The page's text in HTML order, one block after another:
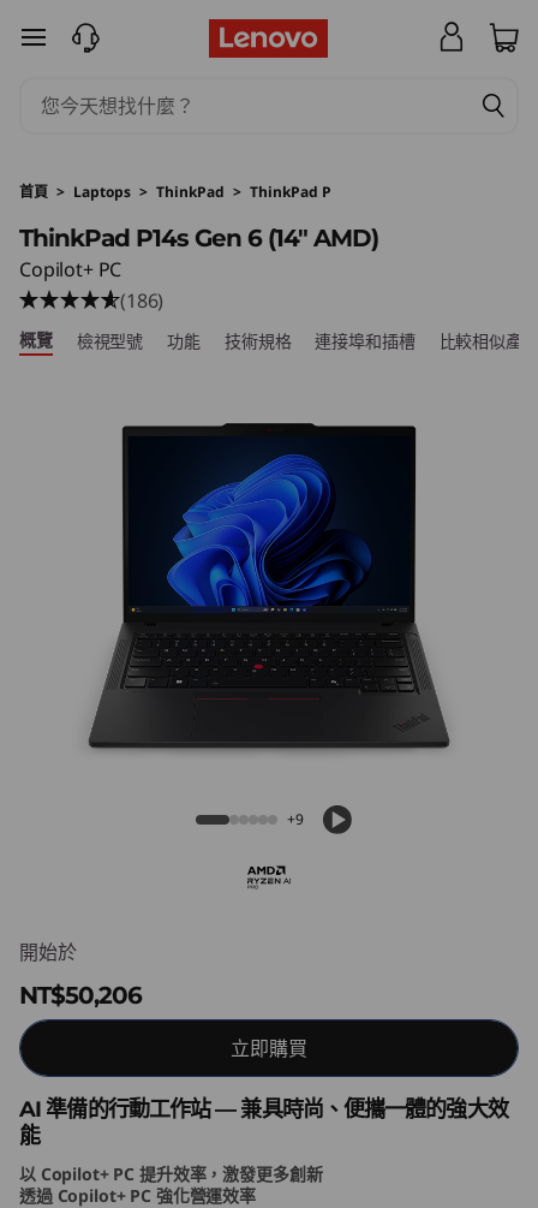
T
n
k
P
a
4
A
M
D
跳至主要內容
首頁 > Laptops > ThinkPad > ThinkPad P
ThinkPad P14s Gen 6 (14″ AMD)
ThinkPad P14s Gen 6 (14″ AMD)
Copilot+ PC
(186)
概覽 檢視型號 功能 技術規格 連接埠和插槽 比較相似產品
+9
開始於
NT$50,206
立即購買
AI 準備的行動工作站 — 兼具時尚、便攜一體的強大效
能
以 Copilot+ PC 提升效率，激發更多創新
透過 Copilot+ PC 強化營運效率